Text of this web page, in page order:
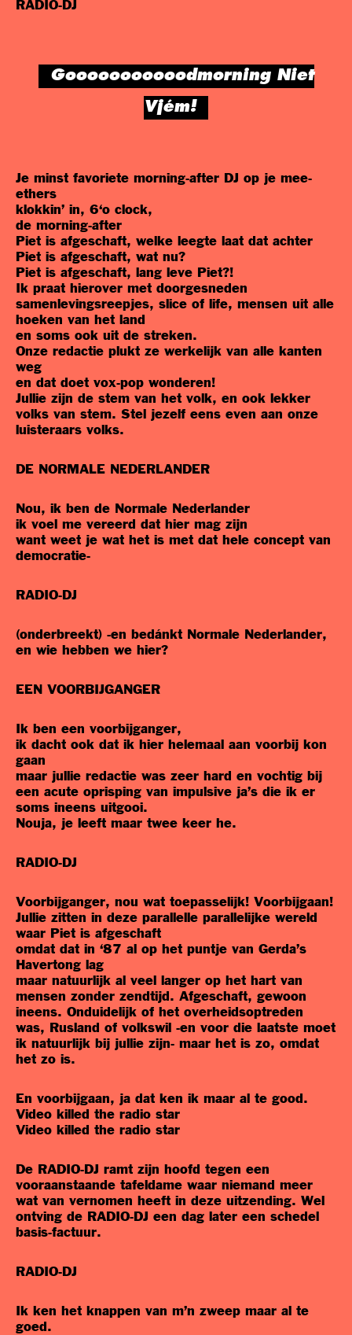
RADIO-DJ
Gooooooooooodmorning Niet
Vjém!
Je minst favoriete morning-after DJ op je mee-
ethers
klokkin’ in, 6‘o clock,
de morning-after
Piet is afgeschaft, welke leegte laat dat achter
Piet is afgeschaft, wat nu?
Piet is afgeschaft, lang leve Piet?!
Ik praat hierover met doorgesneden
samenlevingsreepjes, slice of life, mensen uit alle
hoeken van het land
en soms ook uit de streken.
Onze redactie plukt ze werkelijk van alle kanten
weg
en dat doet vox-pop wonderen!
Jullie zijn de stem van het volk, en ook lekker
volks van stem. Stel jezelf eens even aan onze
luisteraars volks.
DE NORMALE NEDERLANDER
Nou, ik ben de Normale Nederlander
ik voel me vereerd dat hier mag zijn
want weet je wat het is met dat hele concept van
democratie-
RADIO-DJ
(onderbreekt) -en bedánkt Normale Nederlander,
en wie hebben we hier?
EEN VOORBIJGANGER
Ik ben een voorbijganger,
ik dacht ook dat ik hier helemaal aan voorbij kon
gaan
maar jullie redactie was zeer hard en vochtig bij
een acute oprisping van impulsive ja’s die ik er
soms ineens uitgooi.
Nouja, je leeft maar twee keer he.
RADIO-DJ
Voorbijganger, nou wat toepasselijk! Voorbijgaan!
Jullie zitten in deze parallelle parallelijke wereld
waar Piet is afgeschaft
omdat dat in ‘87 al op het puntje van Gerda’s
Havertong lag
maar natuurlijk al veel langer op het hart van
mensen zonder zendtijd. Afgeschaft, gewoon
ineens. Onduidelijk of het overheidsoptreden
was, Rusland of volkswil -en voor die laatste moet
ik natuurlijk bij jullie zijn- maar het is zo, omdat
het zo is.
En voorbijgaan, ja dat ken ik maar al te good.
Video killed the radio star
Video killed the radio star
De RADIO-DJ ramt zijn hoofd tegen een
vooraanstaande tafeldame waar niemand meer
wat van vernomen heeft in deze uitzending. Wel
ontving de RADIO-DJ een dag later een schedel
basis-factuur.
RADIO-DJ
Ik ken het knappen van m’n zweep maar al te
goed.